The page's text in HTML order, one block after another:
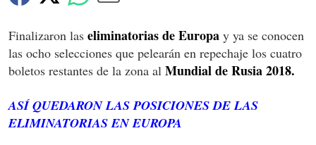
Finalizaron las eliminatorias de Europa y ya se conocen
las ocho selecciones que pelearán en repechaje los cuatro
boletos restantes de la zona al Mundial de Rusia 2018.
ASÍ QUEDARON LAS POSICIONES DE LAS
ELIMINATORIAS EN EUROPA